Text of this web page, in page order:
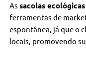
Assacolas
ferramentas de
espontânea, já que o
locais, promovendo